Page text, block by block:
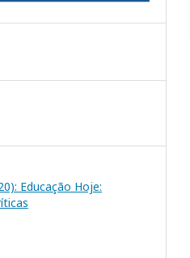
Educação Hoje: